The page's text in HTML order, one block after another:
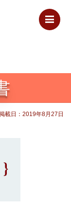
載日：2019年8月27日